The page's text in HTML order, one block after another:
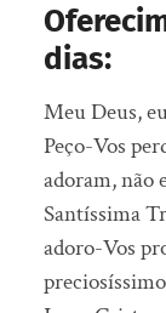
dias:
Meu Deus,
Peço-Vos
adoram, não
Santíssima
adoro-Vos